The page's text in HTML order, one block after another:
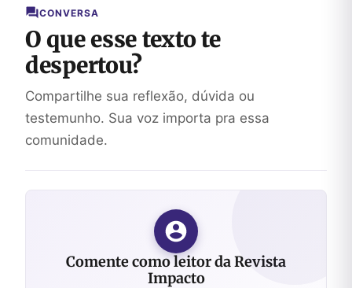
CONVERSA
O que esse texto te
despertou?
Compartilhe sua reflexão, dúvida ou
testemunho. Sua voz importa pra essa
comunidade.
Comente como leitor da Revista
Impacto